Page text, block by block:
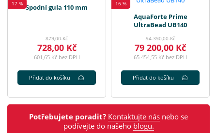
17 % Spodní gula 110 mm
879,00 Kč
728,00 Kč
601,65 Kč bez DPH
Přidat do košíku
16 %
AquaForte Prime
UltraBead UB140
94 390,00 Kč
79 200,00 Kč
65 454,55 Kč bez DPH
Přidat do košíku
Potřebujete poradit? Kontaktujte nás nebo se
podívejte do našeho blogu.